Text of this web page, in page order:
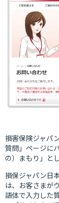
損害保険ジャパ
質問」ページに
の）まもり」と
損保ジャパン日
は、お客さまが
語体で入力した